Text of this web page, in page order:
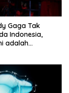
Gaga Tak
Indonesia,
adalah